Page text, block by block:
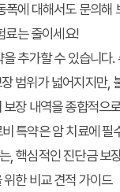
폭에 대해서도 문의해
료는 줄이세요!
추가할 수 있습니
범위가 넓어지지만,
장 내역을 종합적으
특약은 암 치료에
, 핵심적인 진단금 보
한 비교 견적 가이드